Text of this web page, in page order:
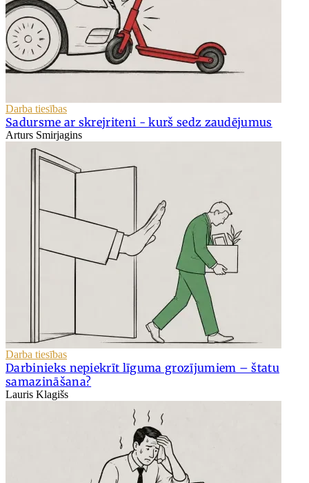
Darba tiesības
Sadursme ar skrejriteni - kurš sedz zaudējumus
Arturs Smirjagins
Darba tiesības
Darbinieks nepiekrīt līguma grozījumiem – štatu
samazināšana?
Lauris Klagišs